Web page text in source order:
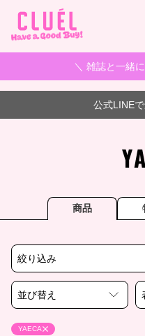
＼ 雑誌と一緒
公式LINE
商品
絞り込み
並び替え
YAECA